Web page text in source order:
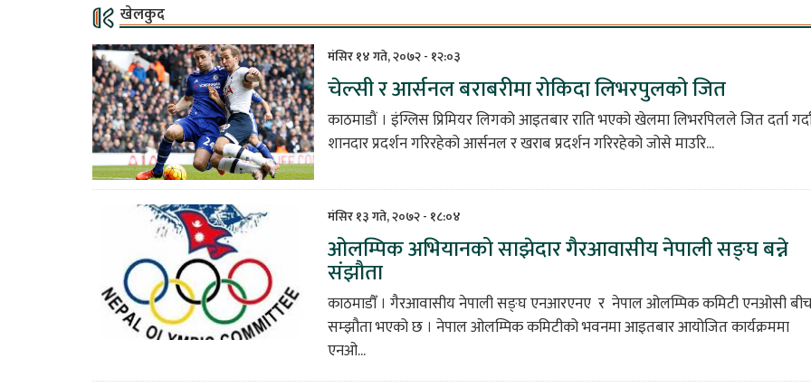
खेलकुद
मंसिर १४ गते, २०७२ - १२:०३
चेल्सी र आर्सनल बराबरीमा रोकिदा लिभरपुलको जित
काठमाडौं । इंग्लिस प्रिमियर लिगको आइतबार राति भएको खेलमा लिभरपिलले जित दर्ता
शानदार प्रदर्शन गरिरहेको आर्सनल र खराब प्रदर्शन गरिरहेको जोसे माउरि...
मंसिर १३ गते, २०७२ - १८:०४
ओलम्पिक अभियानको साझेदार गैरआवासीय नेपाली सङ्घ बन्ने
संझौता
काठमाडौँ । गैरआवासीय नेपाली सङ्घ एनआरएनए र नेपाल ओलम्पिक कमिटी एनओसी
सम्झौता भएको छ । नेपाल ओलम्पिक कमिटीको भवनमा आइतबार आयोजित कार्यक्रममा
एनओ...